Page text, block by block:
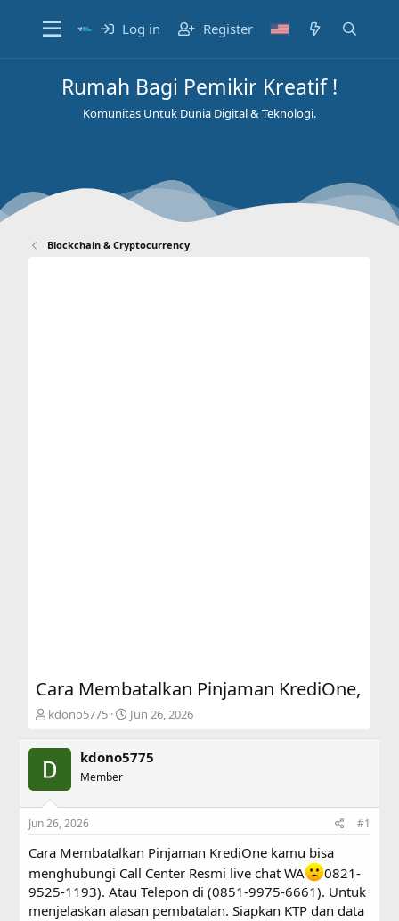
Log in Register
Rumah Bagi Pemikir Kreatif !
Komunitas Untuk Dunia Digital & Teknologi.
Blockchain & Cryptocurrency
Cara Membatalkan Pinjaman KrediOne,
T
r
e
a
d
t
r
t
e
r
kdono5775
S
r
a
Jun 26, 2026
kdono5775
Member
Jun 26, 2026 #1
Cara Membatalkan Pinjaman KrediOne kamu bisa
menghubungi Call Center Resmi live chat WA
0821-
9525-1193). Atau Telepon di (0851-9975-6661). Untuk
menjelaskan alasan pembatalan. Siapkan KTP dan data